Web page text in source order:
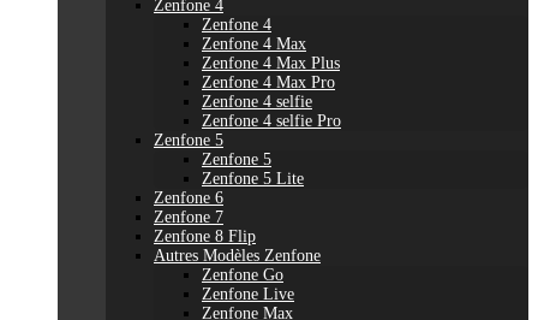
Zenfone 4
Zenfone 4
Zenfone 4 Max
Zenfone 4 Max Plus
Zenfone 4 Max Pro
Zenfone 4 selfie
Zenfone 4 selfie Pro
Zenfone 5
Zenfone 5
Zenfone 5 Lite
Zenfone 6
Zenfone 7
Zenfone 8 Flip
Autres Modèles Zenfone
Zenfone Go
Zenfone Live
Zenfone Max